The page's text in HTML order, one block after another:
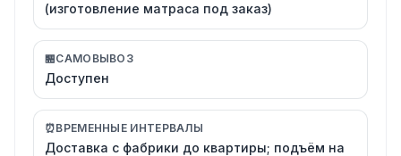
(изготовление матраса под заказ)
🏪САМОВЫВОЗ
Доступен
⏰ВРЕМЕННЫЕ ИНТЕРВАЛЫ
Доставка с фабрики до квартиры; подъём на